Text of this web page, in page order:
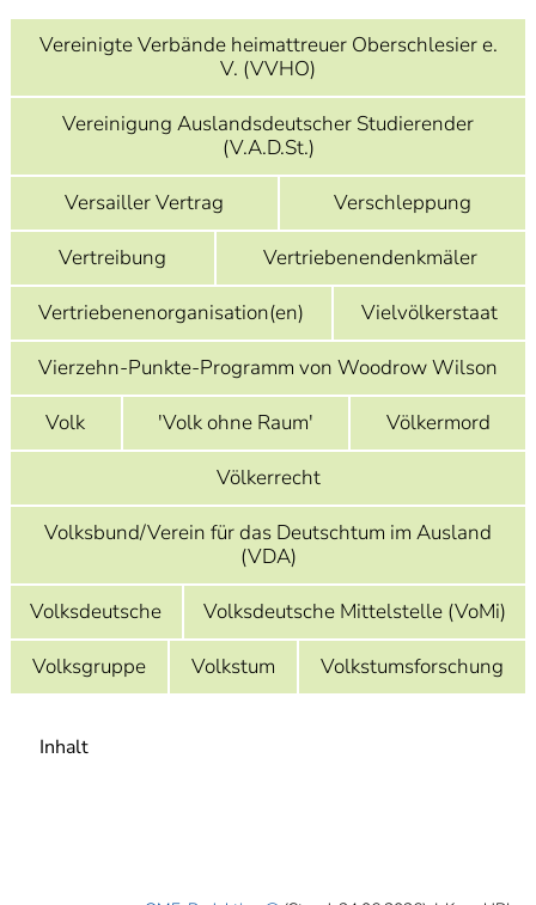
Informationen zur
Barrierefreiheit
Vereinigte Verbände heimattreuer Oberschlesier e.
V. (VVHO)
Vereinigung Auslandsdeutscher Studierender
(V.A.D.St.)
Versailler Vertrag
Verschleppung
Vertreibung
Vertriebenendenkmäler
Vertriebenenorganisation(en)
Vielvölkerstaat
Vierzehn-Punkte-Programm von Woodrow Wilson
Volk
'Volk ohne Raum'
Völkermord
Völkerrecht
Volksbund/Verein für das Deutschtum im Ausland
(VDA)
Volksdeutsche
Volksdeutsche Mittelstelle (VoMi)
Volksgruppe
Volkstum Volkstumsforschung
Inhalt